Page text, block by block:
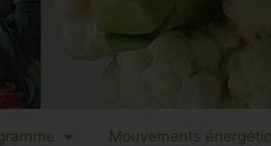
Mouvements